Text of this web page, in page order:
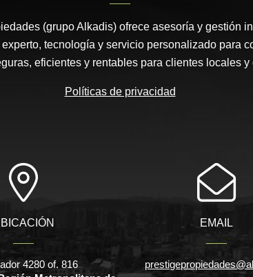
(grupo Alkadis) ofrece asesoría y gestión
tecnología y servicio personalizado para
eficientes y rentables para clientes locales y
Políticas de privacidad
4280 of. 816
EMAIL